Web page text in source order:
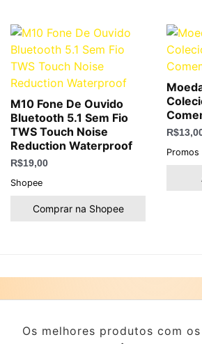
M10 Fone De Ouvido
Bluetooth 5.1 Sem Fio
TWS Touch Noise
Reduction Waterproof
R$19,00
Shopee
Comprar na Shopee
R$
Promos
Os melhores produtos com